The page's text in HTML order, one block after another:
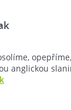
anglickou